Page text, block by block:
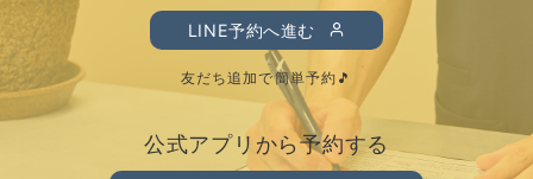
LINE予約へ進む
友だち追加で簡単予約🎵
公式アプリから予約する